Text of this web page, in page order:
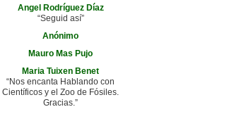
Angel Rodríguez Díaz
“Seguid así”
Anónimo
Mauro Mas Pujo
Maria Tuixen Benet
“Nos encanta Hablando con
Científicos y el Zoo de Fósiles.
Gracias.”